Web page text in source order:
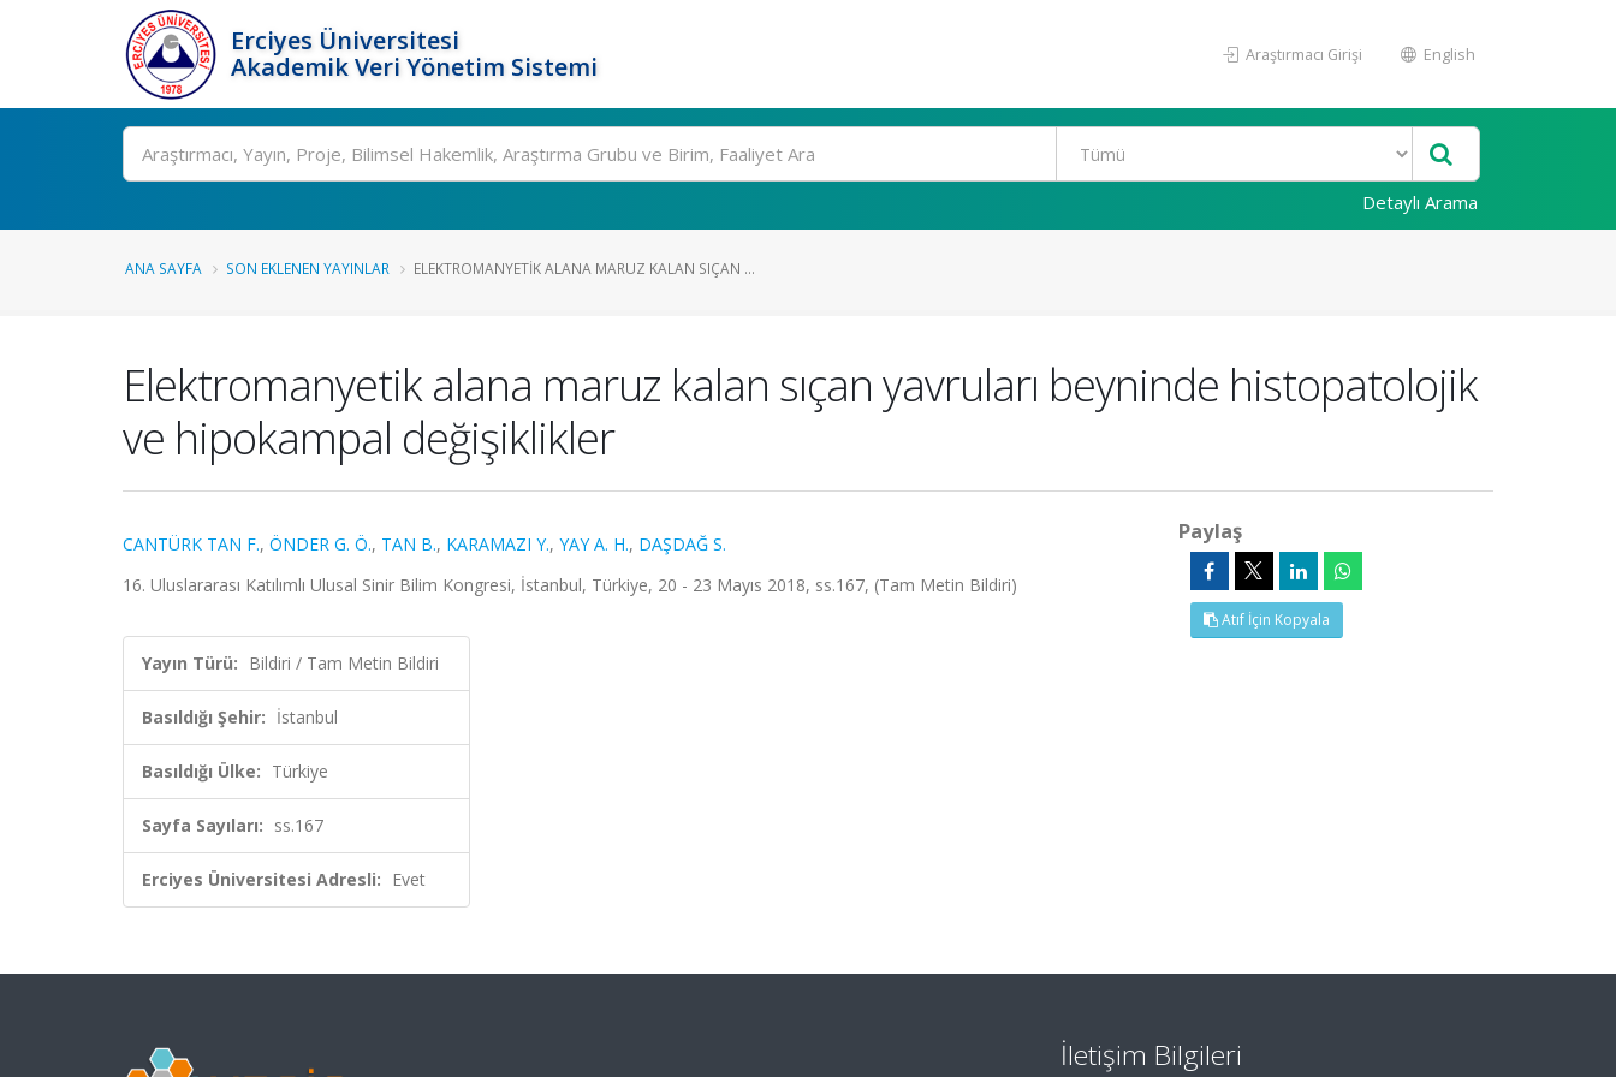
Erciyes Üniversitesi
Akademik Veri Yönetim Sistemi
Araştırmacı Girişi English
Ara
Detaylı Arama
ANA SAYFA SON EKLENEN YAYINLAR ELEKTROMANYETIK ALANA MARUZ KALAN SIÇAN ...
Elektromanyetik alana maruz kalan sıçan yavruları beyninde histopatolojik
ve hipokampal değişiklikler
CANTÜRK TAN F., ÖNDER G. Ö., TAN B., KARAMAZI Y., YAY A. H., DAŞDAĞ S.
16. Uluslararası Katılımlı Ulusal Sinir Bilim Kongresi, İstanbul, Türkiye, 20 - 23 Mayıs 2018, ss.167, (Tam Metin Bildiri)
Yayın Türü: Bildiri / Tam Metin Bildiri
Basıldığı Şehir: İstanbul
Basıldığı Ülke: Türkiye
Sayfa Sayıları: ss.167
Erciyes Üniversitesi Adresli: Evet
Paylaş
Atıf İçin Kopyala
İletişim Bilgileri